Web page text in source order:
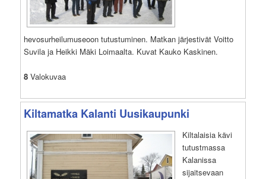
hevosurheilumuseoon tutustuminen. Matkan järjestivät Voitto
Suvila ja Heikki Mäki Loimaalta. Kuvat Kauko Kaskinen.
8 Valokuvaa
Kiltamatka Kalanti Uusikaupunki
Kiltalaisia kävi
tutustmassa
Kalanissa
sijaitsevaan